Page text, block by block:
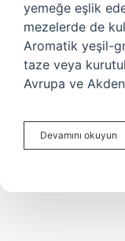
yemeğe eşlik
mezelerde de
Aromatik yeşil-
taze veya
Avrupa ve
Devamını okuyun